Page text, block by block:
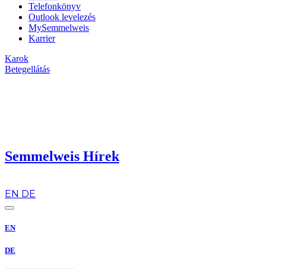
Telefonkönyv
Outlook levelezés
MySemmelweis
Karrier
Karok
Betegellátás
Semmelweis Hírek
EN DE
EN
DE